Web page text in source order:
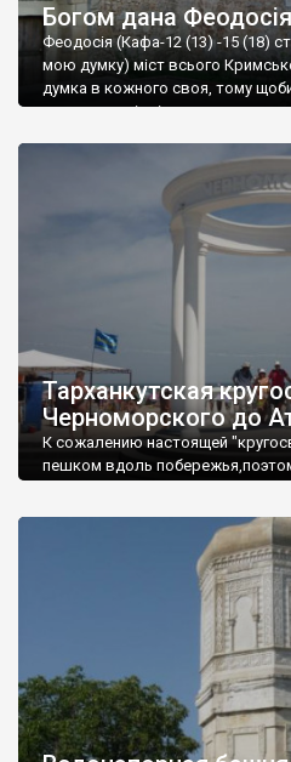
Богом дана
Феодосія (Кафа-12 (13) -15 (18)
мою думку) міст всього
думка в кожного своя, тому щоби
запрошую відвідати це
Тарханкутская
Черноморского до
К сожалению настоящей
пешком вдоль